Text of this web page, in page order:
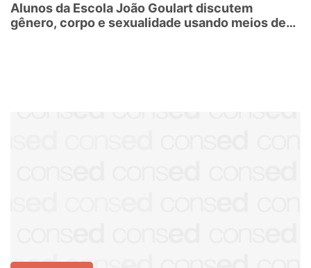
Alunos da Escola João Goulart discutem
gênero, corpo e sexualidade usando meios de